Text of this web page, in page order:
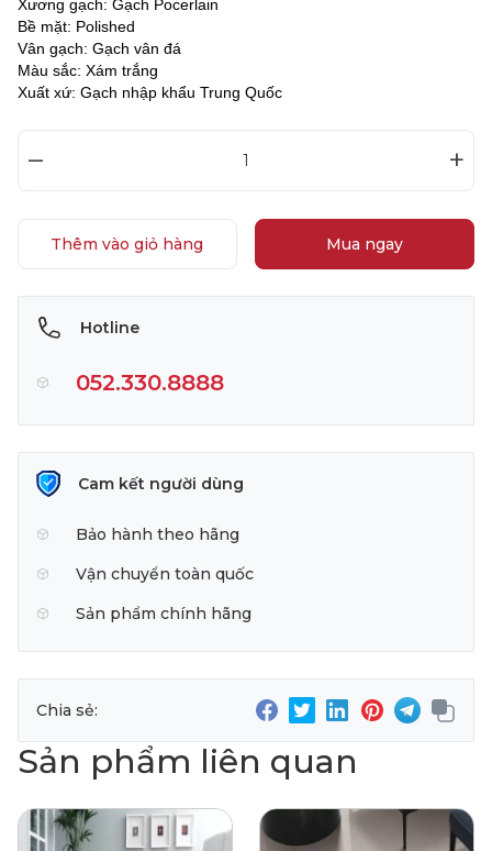
Xương gạch: Gạch Pocerlain
Bề mặt: Polished
Vân gạch: Gạch vân đá
Màu sắc: Xám trắng
Xuất xứ: Gạch nhập khẩu Trung Quốc
– +
Thêm vào giỏ hàng Mua ngay
Hotline
052.330.8888
Cam kết người dùng
Bảo hành theo hãng
Vận chuyển toàn quốc
Sản phẩm chính hãng
Chia sẻ:
Sản phẩm liên quan